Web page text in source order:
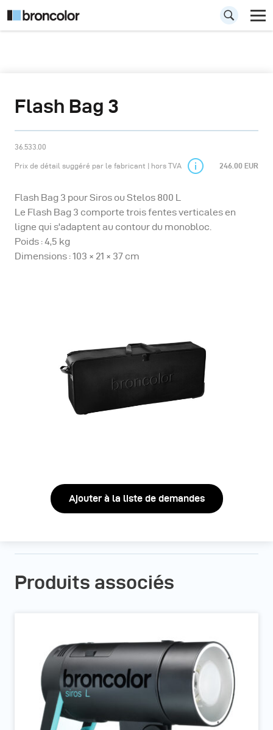
Flash Bag 3
36.533.00
Prix de détail suggéré par le fabricant | hors TVA 246.00 EUR
Flash Bag 3 pour Siros ou Stelos 800 L
Le Flash Bag 3 comporte trois fentes verticales en
ligne qui s'adaptent au contour du monobloc.
Poids : 4,5 kg
Dimensions : 103 × 21 × 37 cm
Ajouter à la liste de demandes
Produits associés